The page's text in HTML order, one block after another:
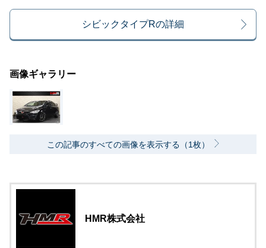
シビックタイプRの詳細
画像ギャラリー
この記事のすべての画像を表示する（1枚）
HMR株式会社